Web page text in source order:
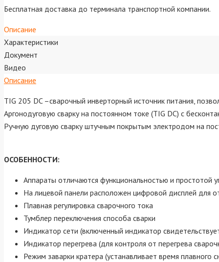
Бесплатная доставка до терминала транспортной компании.
Описание
Характеристики
Документ
Видео
Описание
TIG 205 DC –сварочный инверторный источник питания,
Аргонодуговую сварку на постоянном токе (TIG DC) с
Ручную дуговую сварку штучным покрытым электродом на
ОСОБЕННОСТИ:
Аппараты отличаются функциональностью и простотой
На лицевой панели расположен цифровой дисплей для
Плавная регулировка сварочного тока
Тумблер переключения способа сварки
Индикатор сети (включенный индикатор
Индикатор перегрева (для контроля от перегрева
Режим заварки кратера (устанавливает время плавного